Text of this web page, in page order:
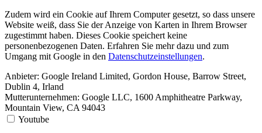
Zudem wird ein Cookie auf Ihrem Computer gesetzt, so dass unsere
Website weiß, dass Sie der Anzeige von Karten in Ihrem Browser
zugestimmt haben. Dieses Cookie speichert keine
personenbezogenen Daten. Erfahren Sie mehr dazu und zum
Umgang mit Google in den Datenschutzeinstellungen.
Anbieter: Google Ireland Limited, Gordon House, Barrow Street,
Dublin 4, Irland
Mutterunternehmen: Google LLC, 1600 Amphitheatre Parkway,
Mountain View, CA 94043
Youtube